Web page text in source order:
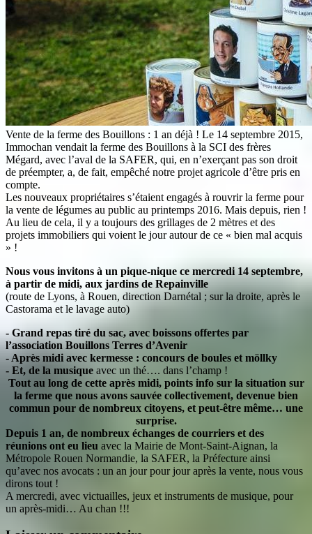
Vente de la ferme des Bouillons : 1 an déjà ! Le 14 septembre 2015,
Immochan vendait la ferme des Bouillons à la SCI des frères
Mégard, avec l’aval de la SAFER, qui, en n’exerçant pas son droit
de préempter, a, de fait, empêché notre projet agricole d’être pris en
compte.
Les nouveaux propriétaires s’étaient engagés à rouvrir la ferme pour
la vente de légumes au public au printemps 2016. Mais depuis, rien !
Au lieu de cela, il y a toujours des grillages de 2 mètres et des
projets immobiliers qui voient le jour autour de ce « bien mal acquis
» !
Nous vous invitons à un pique-nique ce mercredi 14 septembre,
à partir de midi, aux jardins de Repainville
(route de Lyons, à Rouen, direction Darnétal ; sur la droite, après le
Castorama et le lavage auto)
- Grand repas tiré du sac, avec boissons offertes par
l’association Bouillons Terres d’Avenir
- Après midi avec kermesse : concours de boules et möllky
- Et, de la musique avec un thé…. dans l’champ !
Tout au long de cette après midi, points info sur la situation sur
la ferme que nous avons sauvée collectivement, devenue bien
commun pour de nombreux citoyens, et peut-être même… une
surprise.
Depuis 1 an, de nombreux échanges de courriers et des
réunions ont eu lieu avec la Mairie de Mont-Saint-Aignan, la
Métropole Rouen Normandie, la SAFER, la Préfecture ainsi
qu’avec nos avocats : un an jour pour jour après la vente, nous vous
dirons tout !
A mercredi, avec victuailles, jeux et instruments de musique, pour
un après-midi… Au chan !!!